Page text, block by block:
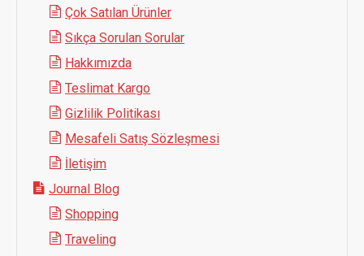
Çok Satılan Ürünler
Sıkça Sorulan Sorular
Hakkımızda
Teslimat Kargo
Gizlilik Politikası
Mesafeli Satış Sözleşmesi
İletişim
Journal Blog
Shopping
Traveling